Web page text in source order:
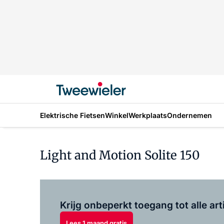
Elektrische FietsenWinkelWerkplaatsOndernemen
Light and Motion Solite 150
Krijg onbeperkt toegang tot alle